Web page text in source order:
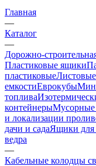
Главная
—
Каталог
—
Дорожно-
Пластиковые ящики
пластиковые
емкостиЕврокубы
топлива
контейнерыМусорные
и локализации
дачи и садаЯщики для
ведра
—
Кабельные колодцы